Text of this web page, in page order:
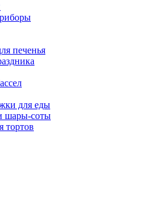
печенья
для еды
шары-соты
тортов